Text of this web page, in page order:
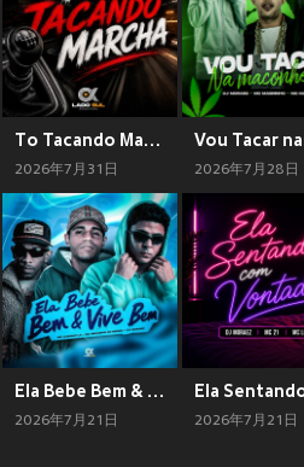
To Tacando Marcha (Explicit)
2026年7月31日 2026年7月28日
Ela Bebe Bem & Vive Bem (Explicit)
2026年7月21日 2026年7月21日